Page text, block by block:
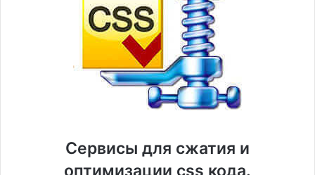
Сервисы для сжатия и
оптимизации css кода.